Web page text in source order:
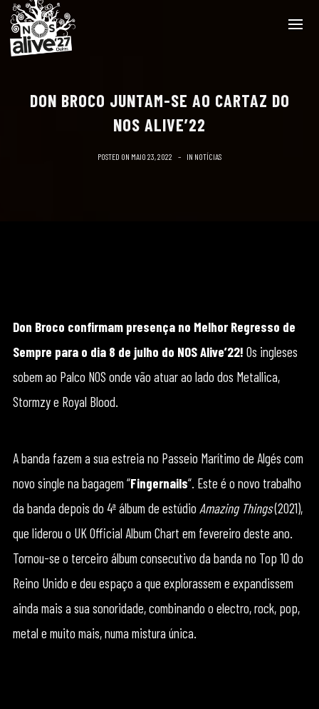
DON BROCO JUNTAM-SE AO CARTAZ DO
NOS ALIVE’22
POSTED ON MAIO 23, 2022 IN NOTÍCIAS
Don Broco confirmam presença no Melhor Regresso de
Sempre para o dia 8 de julho do NOS Alive’22! Os ingleses
sobem ao Palco NOS onde vão atuar ao lado dos Metallica,
Stormzy e Royal Blood.
A banda fazem a sua estreia no Passeio Marítimo de Algés com
novo single na bagagem “Fingernails“. Este é o novo trabalho
da banda depois do 4ª álbum de estúdio Amazing Things(2021),
que liderou o UK Official Album Chart em fevereiro deste ano.
Tornou-se o terceiro álbum consecutivo da banda no Top 10 do
Reino Unido e deu espaço a que explorassem e expandissem
ainda mais a sua sonoridade, combinando o electro, rock, pop,
metal e muito mais, numa mistura única.